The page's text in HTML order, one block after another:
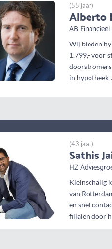
(55 jaar)
Alberto
AB
Wij bieden
1.799,- voor
in hypotheek-
(43 jaar)
Sathis
HZ
Kleinschalig
van
en snel
filialen door